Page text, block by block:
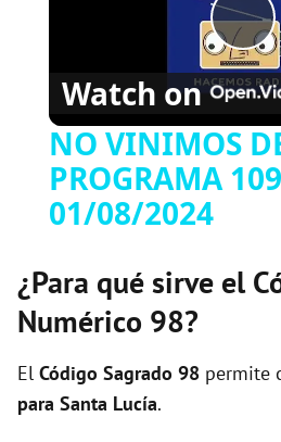
P
a
i
Watch on
NO VINIMOS
PROGRAMA
01/08/2024
¿Para qué sirve el
Numérico 98?
El Código Sagrado 98 permite
para Santa Lucía.